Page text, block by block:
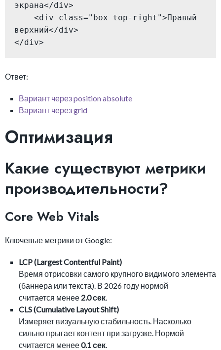
экрана</div>
<div class="box top-right">Правый
верхний</div>
</div>
Ответ:
Вариант через position absolute
Вариант через grid
Оптимизация
Какие существуют метрики
производительности?
Core Web Vitals
Ключевые метрики от Google:
LCP (Largest Contentful Paint)
Время отрисовки самого крупного видимого элемента
(баннера или текста). В 2026 году нормой
считается менее 2.0 сек.
CLS (Cumulative Layout Shift)
Измеряет визуальную стабильность. Насколько
сильно прыгает контент при загрузке. Нормой
считается менее0.1 сек.